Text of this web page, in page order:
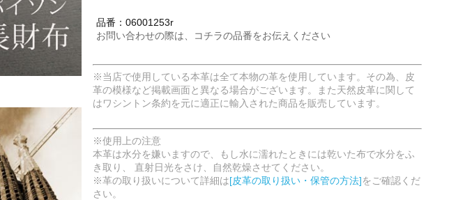
品番：06001253r
お問い合わせの際は、コチラの品番をお伝えください
※当店で使用している本革は全て本物の革を使用しています。その為、皮
革の模様など掲載画面と異なる場合がございます。また天然皮革に関して
はワシントン条約を元に適正に輸入された商品を販売しています。
※使用上の注意
本革は水分を嫌いますので、もし水に濡れたときには乾いた布で水分をふ
き取り、 直射日光をさけ、自然乾燥させてください。
※革の取り扱いについて詳細は[皮革の取り扱い・保管の方法]をご確認くだ
さい。